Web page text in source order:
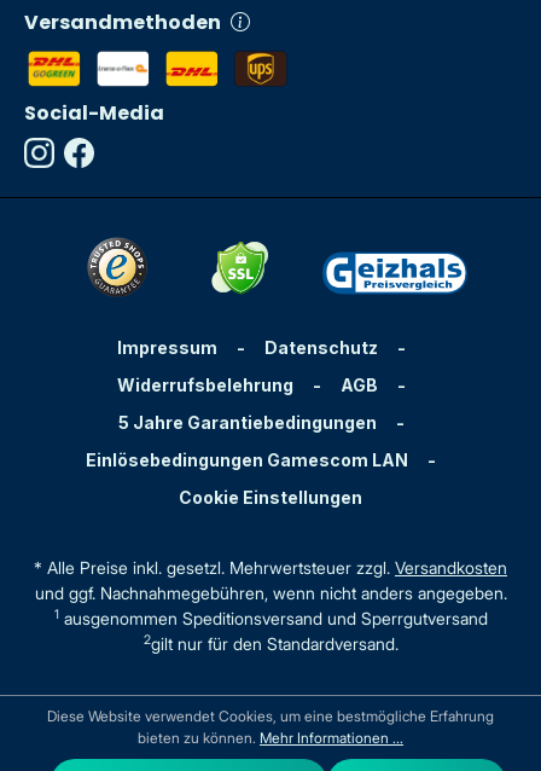
Versandmethoden
Social-Media
Impressum - Datenschutz
-
Widerrufsbelehrung
- AGB
-
5 Jahre Garantiebedingungen
-
Einlösebedingungen Gamescom LAN
-
Cookie Einstellungen
* Alle Preise inkl. gesetzl. Mehrwertsteuer zzgl. Versandkosten
und ggf. Nachnahmegebühren, wenn nicht anders angegeben.
1ausgenommen Speditionsversand und Sperrgutversand
2gilt nur für den Standardversand.
Diese Website verwendet Cookies, um eine bestmögliche Erfahrung
bieten zu können. Mehr Informationen ...